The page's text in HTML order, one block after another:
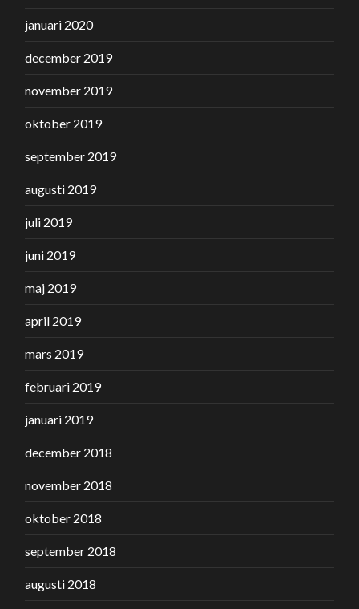
januari 2020
december 2019
november 2019
oktober 2019
september 2019
augusti 2019
juli 2019
juni 2019
maj 2019
april 2019
mars 2019
februari 2019
januari 2019
december 2018
november 2018
oktober 2018
september 2018
augusti 2018